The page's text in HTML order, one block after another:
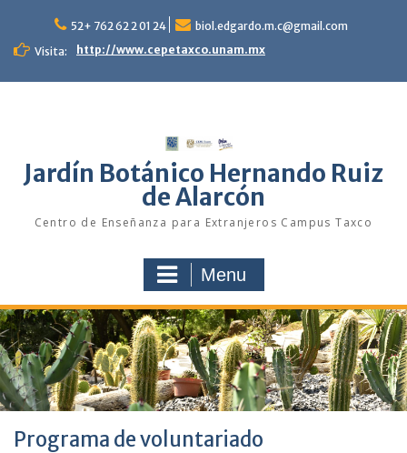
content
52+ 762 62 2 01 24
biol.edgardo.m.c@gmail.com
Visita:
http://www.cepetaxco.unam.mx
Jardín Botánico Hernando Ruiz
de Alarcón
Centro de Enseñanza para Extranjeros Campus Taxco
Menu
Programa de voluntariado